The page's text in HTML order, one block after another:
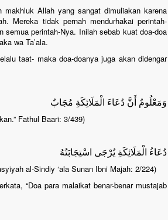
Allah yang sangat dimuliakan karena
Mereka tidak pernah mendurhakai perintah-
perintah-Nya. Inilah sebab kuat doa-doa
wa Ta’ala.
taat- maka doa-doanya juga akan didengar
وَمَعْلُومٌ أَنَّ دُعَاءَ الْمَلَائِكَةِ مُجَابٌ
Fathul Baari: 3/439)
دُعَاءُ الْمَلَائِكَةِ يُرْجَى اسْتِجَابَتُهُ
al-Sindiy ‘ala Sunan Ibni Majah: 2/224)
“Doa para malaikat benar-benar mustajab